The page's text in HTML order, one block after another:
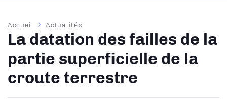
Fil
d'Ariane
Accueil Actualités
La datation des failles de la
partie superficielle de la
croute terrestre